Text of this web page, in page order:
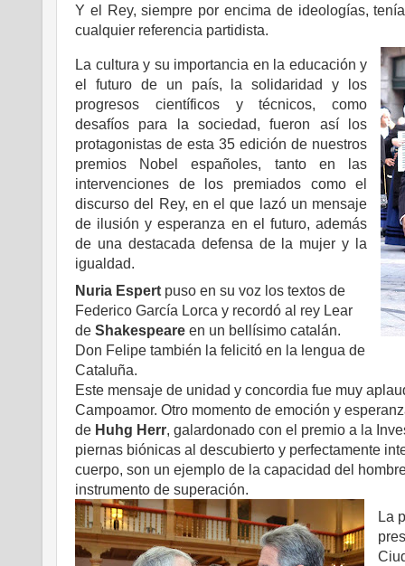
Y el Rey, siempre por encima de ideologías,
cualquier referencia partidista.
La cultura y su importancia en la educación y
el futuro de un país, la solidaridad y los
progresos científicos y técnicos, como
desafíos para la sociedad, fueron así los
protagonistas de esta 35 edición de nuestros
premios Nobel españoles, tanto en las
intervenciones de los premiados como el
discurso del Rey, en el que lazó un mensaje
de ilusión y esperanza en el futuro, además
de una destacada defensa de la mujer y la
igualdad.
Nuria Espert puso en su voz los textos de
Federico García Lorca y recordó al rey Lear
de Shakespeare en un bellísimo catalán.
Don Felipe también la felicitó en la lengua de
Cataluña.
Este mensaje de unidad y concordia fue muy
Campoamor. Otro momento de emoción y
de Huhg Herr , galardonado con el premio a la
piernas biónicas al descubierto y perfectamente
cuerpo, son un ejemplo de la capacidad del
instrumento de superación.
La